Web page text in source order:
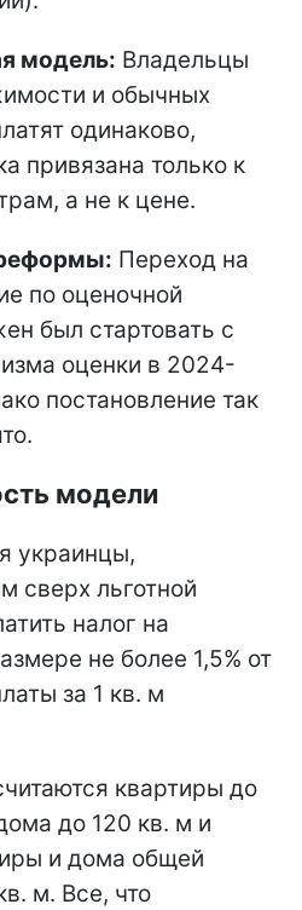
модель: Владельцы
и обычных
одинаково,
привязана только к
а не к цене.
Переход на
по оценочной
был стартовать с
оценки в 2024-
постановление так
модели
украинцы,
сверх льготной
налог на
не более 1,5% от
за 1 кв. м
квартиры до
до 120 кв. м и
и дома общей
м. Все, что